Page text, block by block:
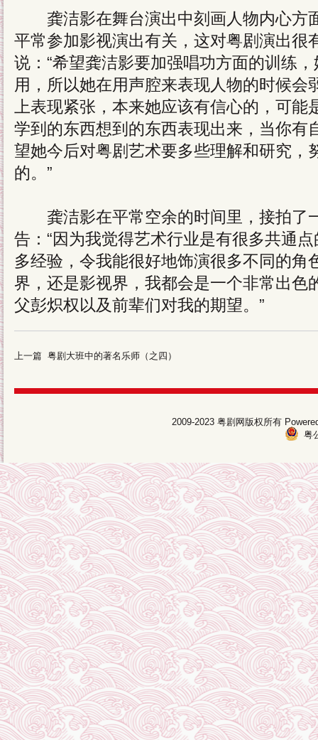
龚洁影在舞台演出中刻画人物内心方
平常参加影视演出有关，这对粤剧演出很
说：“希望龚洁影要加强唱功方面的训练
用，所以她在用声腔来表现人物的时候会
上表现紧张，本来她应该有信心的，可
学到的东西想到的东西表现出来，当你有
望她今后对粤剧艺术要多些理解和研究，
的。”
龚洁影在平常空余的时间里，接拍了
告：“因为我觉得艺术行业是有很多共通
多经验，令我能很好地饰演很多不同的角
界，还是影视界，我都会是一个非常出色
父彭炽权以及前辈们对我的期望。”
上一篇 粤剧大班中的著名乐师（之四）
2009-2023 粤剧网版权所有
粤